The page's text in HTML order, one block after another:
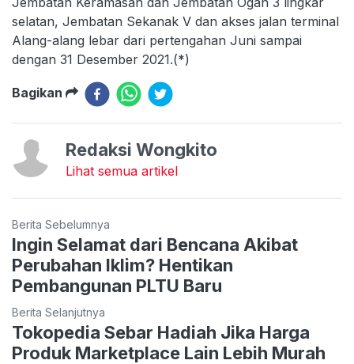
selatan, Jembatan Sekanak V dan akses jalan terminal
Alang-alang lebar dari pertengahan Juni sampai
dengan 31 Desember 2021.(*)
Bagikan
Redaksi Wongkito
Lihat semua artikel
Berita Sebelumnya
Ingin Selamat dari Bencana Akibat
Perubahan Iklim? Hentikan
Pembangunan PLTU Baru
Berita Selanjutnya
Tokopedia Sebar Hadiah Jika Harga
Produk Marketplace Lain Lebih Murah